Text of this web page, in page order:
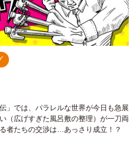
」では、パラレルな世界が今日も急展
（広げすぎた風呂敷の整理）が一刀両
者たちの交渉は…あっさり成立！？